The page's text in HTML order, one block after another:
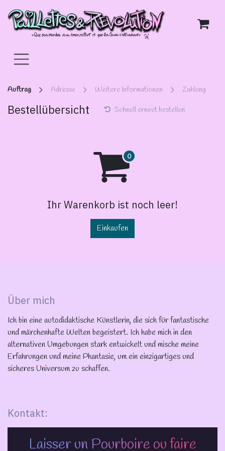
Auftrag Adresse Weitere Informationen Zahlung
Bestellübersicht Schnell erneut bestellen
Ihr Warenkorb ist noch leer!
Einkaufen
Über mich
Ich bin eine autodidaktische Künstlerin, die sich für fantastische
und märchenhafte Welten begeistert. Ich habe mich in den
alternativen Umgebungen stark entwickelt und mische meine
Erfahrungen und meine Phantasie, um ein einzigartiges und
sicheres Universum zu schaffen.
Kontakt:
Laisser un Pourboire ou faire